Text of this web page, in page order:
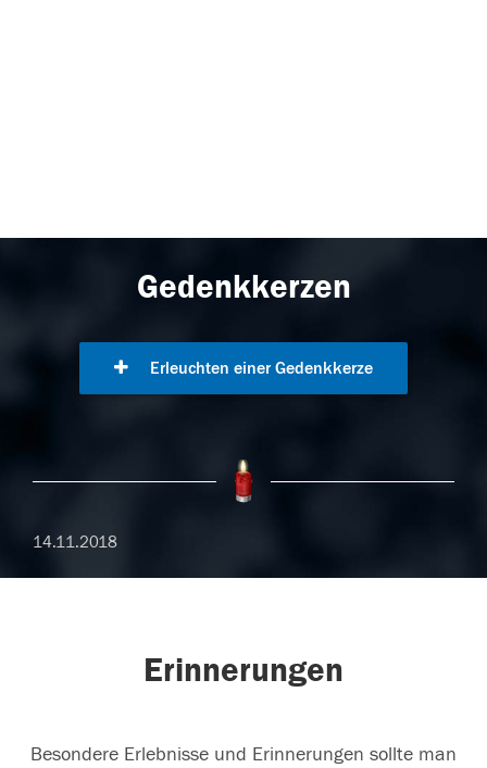
Gedenkkerzen
Erleuchten einer Gedenkkerze
14.11.2018
Erinnerungen
Besondere Erlebnisse und Erinnerungen sollte man